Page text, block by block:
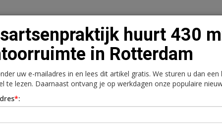
Vacaturebank Contact Abonnementen
huurt 430
in Rotterdam
uw e-mailadres in en lees dit artikel gratis. We sturen u dan een
te lezen. Daarnaast ontvang je op werkdagen onze populaire
*: